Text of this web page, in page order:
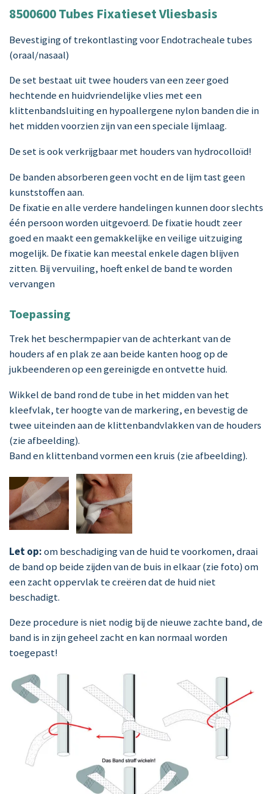
8500600 Tubes Fixatieset Vliesbasis
Bevestiging of trekontlasting voor Endotracheale tubes
(oraal/nasaal)
De set bestaat uit twee houders van een zeer goed
hechtende en huidvriendelijke vlies met een
klittenbandsluiting en hypoallergene nylon banden die in
het midden voorzien zijn van een speciale lijmlaag.
De set is ook verkrijgbaar met houders van hydrocolloïd!
De banden absorberen geen vocht en de lijm tast geen
kunststoffen aan.
De fixatie en alle verdere handelingen kunnen door slechts
één persoon worden uitgevoerd. De fixatie houdt zeer
goed en maakt een gemakkelijke en veilige uitzuiging
mogelijk. De fixatie kan meestal enkele dagen blijven
zitten. Bij vervuiling, hoeft enkel de band te worden
vervangen
Toepassing
Trek het beschermpapier van de achterkant van de
houders af en plak ze aan beide kanten hoog op de
jukbeenderen op een gereinigde en ontvette huid.
Wikkel de band rond de tube in het midden van het
kleefvlak, ter hoogte van de markering, en bevestig de
twee uiteinden aan de klittenbandvlakken van de houders
(zie afbeelding).
Band en klittenband vormen een kruis (zie afbeelding).
Let op:om beschadiging van de huid te voorkomen, draai
de band op beide zijden van de buis in elkaar (zie foto) om
een zacht oppervlak te creëren dat de huid niet
beschadigt.
Deze procedure is niet nodig bij de nieuwe zachte band, de
band is in zijn geheel zacht en kan normaal worden
toegepast!